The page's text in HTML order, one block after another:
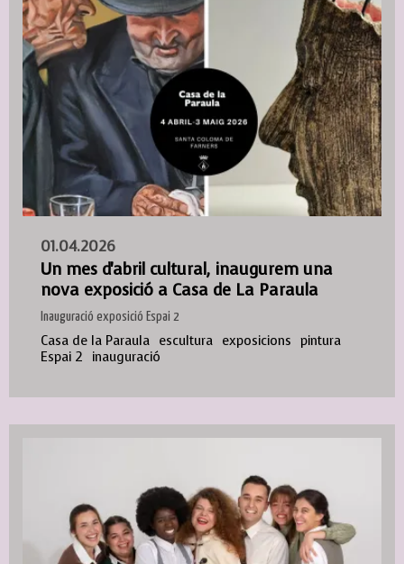
01.04.2026
Un mes d'abril cultural, inaugurem una
nova exposició a Casa de La Paraula
Inauguració exposició Espai 2
Casa de la Paraula escultura exposicions pintura
Espai 2
inauguració